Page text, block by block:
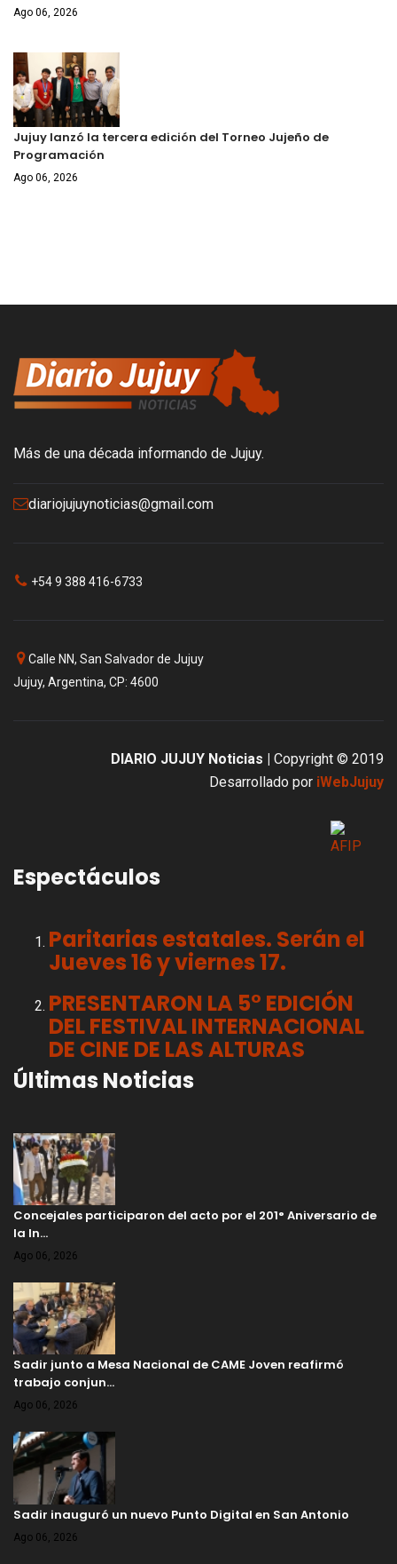
Ago 06, 2026
Jujuy lanzó la tercera edición del Torneo Jujeño de
Programación
Ago 06, 2026
Más de una década informando de Jujuy.
diariojujuynoticias@gmail.com
+54 9 388 416-6733
Calle NN, San Salvador de Jujuy
Jujuy, Argentina, CP: 4600
DIARIO JUJUY Noticias | Copyright © 2019
Desarrollado por iWebJujuy
Espectáculos
Paritarias estatales. Serán el
Jueves 16 y viernes 17.
PRESENTARON LA 5° EDICIÓN
DEL FESTIVAL INTERNACIONAL
DE CINE DE LAS ALTURAS
Últimas Noticias
Concejales participaron del acto por el 201° Aniversario de
la In…
Ago 06, 2026
Sadir junto a Mesa Nacional de CAME Joven reafirmó
trabajo conjun…
Ago 06, 2026
Sadir inauguró un nuevo Punto Digital en San Antonio
Ago 06, 2026